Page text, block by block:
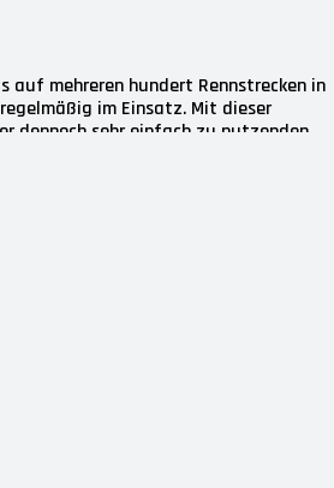
auf mehreren hundert Rennstrecken in
im Einsatz. Mit dieser
dennoch sehr einfach zu nutzenden
Cloud basierten